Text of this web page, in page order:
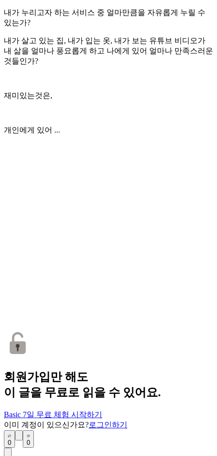
내가 누리고자 하는 서비스 중 얼마만큼을 자유롭게 누릴 수
있는가?
내가 살고 있는 집, 내가 입는 옷, 내가 보는 유튜브 비디오가
내 삶을 얼마나 풍요롭게 하고 나에게 있어 얼마나 만족스러운
것들인가?
재미있는것은,
개인에게 있어 ...
회원가입만 해도
이 글을 무료로 읽을 수 있어요.
Basic 7일 무료 체험 시작하기
이미 계정이 있으신가요?로그인하기
0 0